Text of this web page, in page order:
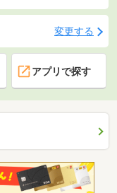
変更する
アプリで探す